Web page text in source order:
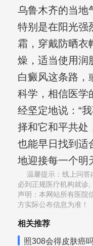
乌鲁木齐的当地
特别是在阳光强
霜，穿戴防晒衣
燥，适当使用润
白癜风这条路，
科学，相信医学
经坚定地说：“
择和它和平共处
也能早日找到适
地迎接每一个明
温馨提示：线上问答
必到正规医疗机构就诊,
声明：本网站所有医院
方实际公布信息为准！
相关推荐
照308会得皮肤癌